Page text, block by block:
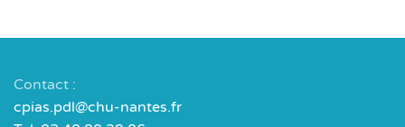
Contact :
cpias.pdl@chu-nantes.fr